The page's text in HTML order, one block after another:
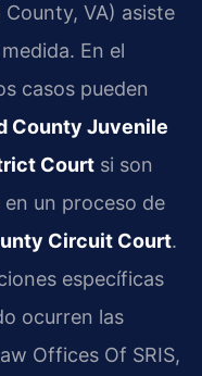
VA) asiste
En el
casos pueden
County Juvenile
Court si son
un proceso de
Circuit Court.
específicas
ocurren las
Offices Of SRIS,